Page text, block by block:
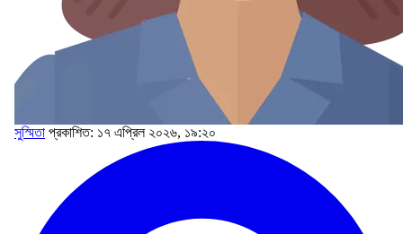
সুস্মিতা প্রকাশিত: ১৭ এপ্রিল ২০২৬, ১৯:২০